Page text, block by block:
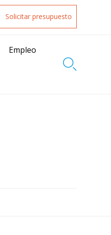
Solicitar presupuesto
Empleo
